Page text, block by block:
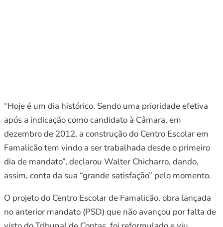
“Hoje é um dia histórico. Sendo uma prioridade efetiva
após a indicação como candidato à Câmara, em
dezembro de 2012, a construção do Centro Escolar em
Famalicão tem vindo a ser trabalhada desde o primeiro
dia de mandato”, declarou Walter Chicharro, dando,
assim, conta da sua “grande satisfação” pelo momento.
O projeto do Centro Escolar de Famalicão, obra lançada
no anterior mandato (PSD) que não avançou por falta de